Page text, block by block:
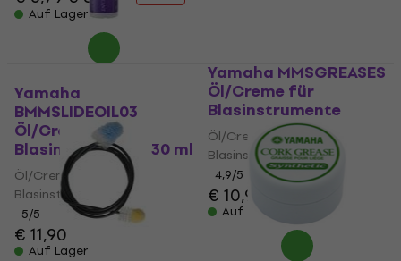
Auf Lager
Yamaha
BMMSLIDEOIL03
Öl/Creme für
Blasinstrumente 30 ml
Öl/Creme für
Blasinstrumente
5/5
€ 11,90
Auf Lager
Yamaha MMSGREASES
Öl/Creme für
Blasinstrumente
Öl/Creme für
Blasinstrumente
4,9/5
€ 10,90
Auf Lager